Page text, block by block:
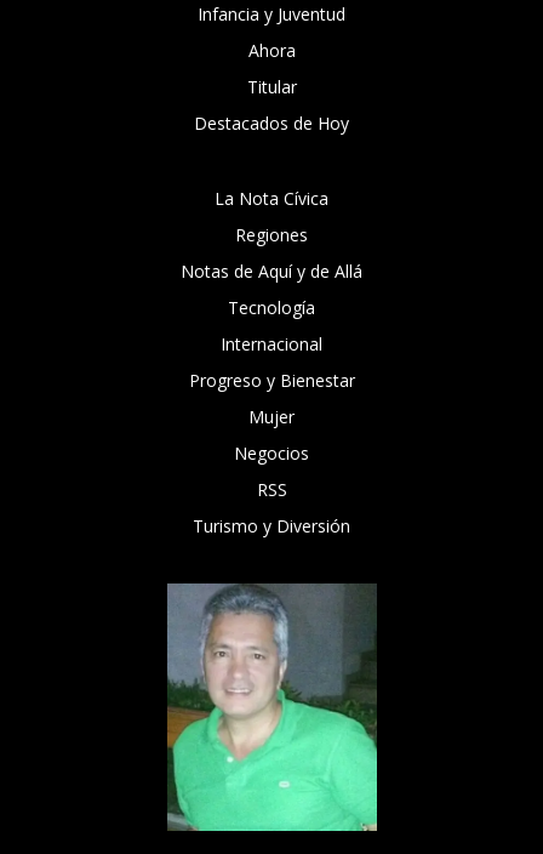
Infancia y Juventud
Ahora
Titular
Destacados de Hoy
La Nota Cívica
Regiones
Notas de Aquí y de Allá
Tecnología
Internacional
Progreso y Bienestar
Mujer
Negocios
RSS
Turismo y Diversión